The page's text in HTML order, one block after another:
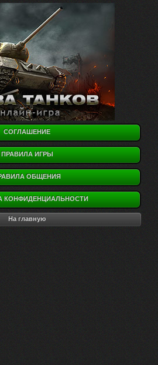
СОГЛАШЕНИЕ
ПРАВИЛА ИГРЫ
ОБЩЕНИЯ
КОНФИДЕНЦИАЛЬНОСТИ
На главную